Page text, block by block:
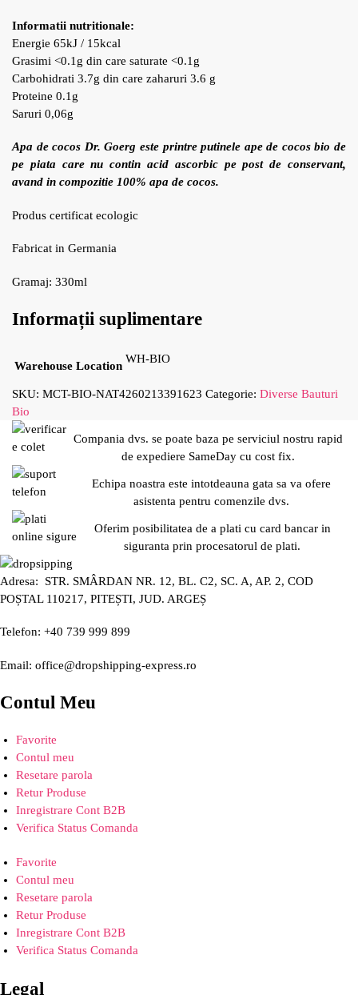
Informatii nutritionale:
Energie 65kJ / 15kcal
Grasimi <0.1g din care saturate <0.1g
Carbohidrati 3.7g din care zaharuri 3.6 g
Proteine 0.1g
Saruri 0,06g
Apa de cocos Dr. Goerg este printre putinele ape de cocos bio de
pe piata care nu contin acid ascorbic pe post de conservant,
avand in compozitie 100% apa de cocos.
Produs certificat ecologic
Fabricat in Germania
Gramaj: 330ml
Informații suplimentare
Warehouse Location
WH-BIO
SKU: MCT-BIO-NAT4260213391623 Categorie: Diverse Bauturi
Bio
Compania dvs. se poate baza pe serviciul nostru rapid
de expediere SameDay cu cost fix.
Echipa noastra este intotdeauna gata sa va ofere
asistenta pentru comenzile dvs.
Oferim posibilitatea de a plati cu card bancar in
siguranta prin procesatorul de plati.
Adresa: STR. SMÂRDAN NR. 12, BL. C2, SC. A, AP. 2, COD
POȘTAL 110217, PITEȘTI, JUD. ARGEȘ
Telefon: +40 739 999 899
Email: office@dropshipping-express.ro
Contul Meu
Favorite
Contul meu
Resetare parola
Retur Produse
Inregistrare Cont B2B
Verifica Status Comanda
Favorite
Contul meu
Resetare parola
Retur Produse
Inregistrare Cont B2B
Verifica Status Comanda
Legal